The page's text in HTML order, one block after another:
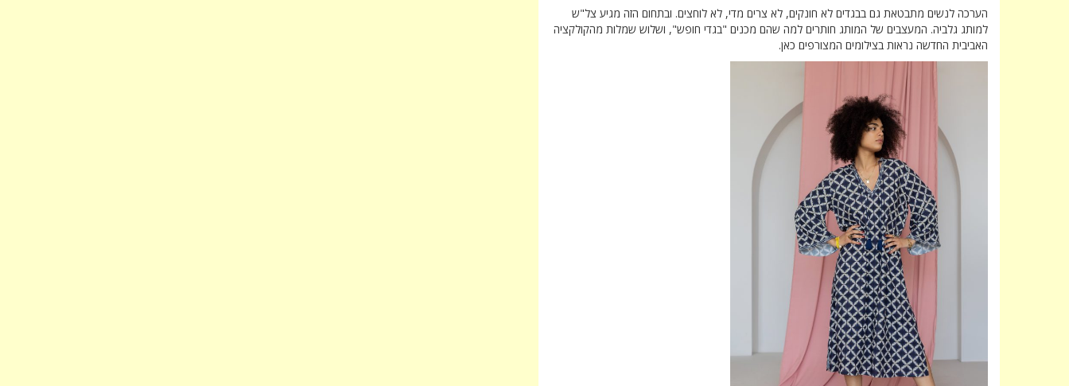
הערכה לנשים מתבטאת גם בבגדים לא חונקים, לא צרים מדי, לא לוחצים. ובתחום הזה מגיע צל"ש
למותג גלביה. המעצבים של המותג חותרים למה שהם מכנים "בגדי חופש", ושלוש שמלות מהקולקציה
האביבית החדשה נראות בצילומים המצורפים כאן.